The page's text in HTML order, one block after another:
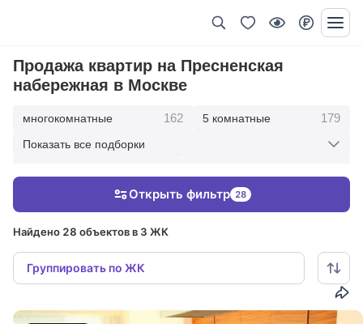
Продажа квартир на Пресненская
набережная в Москве
многокомнатные 162 5 комнатные 179
209 1 комнатные
Показать все подборки
Найдено 28 объектов в 3 ЖК
Группировать по ЖК
Открыть фильтр 28